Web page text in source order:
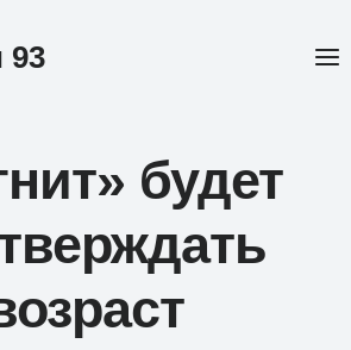
93
будет